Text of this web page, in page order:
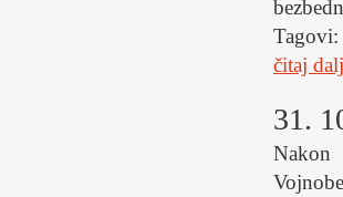
Tagovi:
čitaj
31.